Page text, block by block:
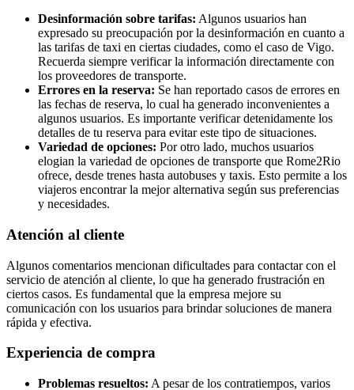
Desinformación sobre tarifas: Algunos usuarios han
expresado su preocupación por la desinformación en cuanto a
las tarifas de taxi en ciertas ciudades, como el caso de Vigo.
Recuerda siempre verificar la información directamente con
los proveedores de transporte.
Errores en la reserva: Se han reportado casos de errores en
las fechas de reserva, lo cual ha generado inconvenientes a
algunos usuarios. Es importante verificar detenidamente los
detalles de tu reserva para evitar este tipo de situaciones.
Variedad de opciones: Por otro lado, muchos usuarios
elogian la variedad de opciones de transporte que Rome2Rio
ofrece, desde trenes hasta autobuses y taxis. Esto permite a los
viajeros encontrar la mejor alternativa según sus preferencias
y necesidades.
Atención al cliente
Algunos comentarios mencionan dificultades para contactar con el
servicio de atención al cliente, lo que ha generado frustración en
ciertos casos. Es fundamental que la empresa mejore su
comunicación con los usuarios para brindar soluciones de manera
rápida y efectiva.
Experiencia de compra
Problemas resueltos: A pesar de los contratiempos, varios